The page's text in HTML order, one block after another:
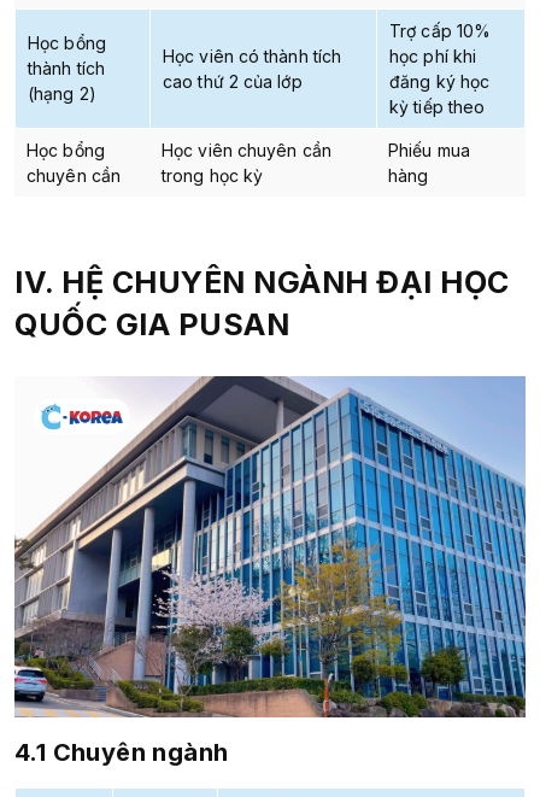
Học bổng
thành tích
(hạng 2)
Học viên có thành tích
cao thứ 2 của lớp
Trợ cấp 10%
học phí khi
đăng ký học
kỳ tiếp theo
Học bổng
chuyên cần
Học viên chuyên cần
trong học kỳ
Phiếu mua
hàng
IV. HỆ CHUYÊN NGÀNH ĐẠI HỌC
QUỐC GIA PUSAN
4.1 Chuyên ngành